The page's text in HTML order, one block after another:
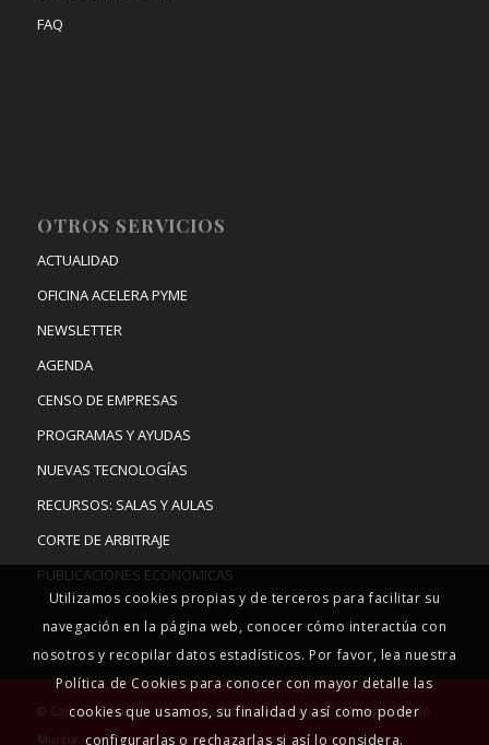
FAQ
OTROS SERVICIOS
ACTUALIDAD
OFICINA ACELERA PYME
NEWSLETTER
AGENDA
CENSO DE EMPRESAS
PROGRAMAS Y AYUDAS
NUEVAS TECNOLOGÍAS
RECURSOS: SALAS Y AULAS
CORTE DE ARBITRAJE
PUBLICACIONES ECONÓMICAS
© Cámara Oficial de Comercio, Industria, Servicios y Navegación de
Murcia
Utilizamos cookies propias y de terceros para facilitar su
navegación en la página web, conocer cómo interactúa con
nosotros y recopilar datos estadísticos. Por favor, lea nuestra
Política de Cookies para conocer con mayor detalle las
cookies que usamos, su finalidad y así como poder
configurarlas o rechazarlas si así lo considera.